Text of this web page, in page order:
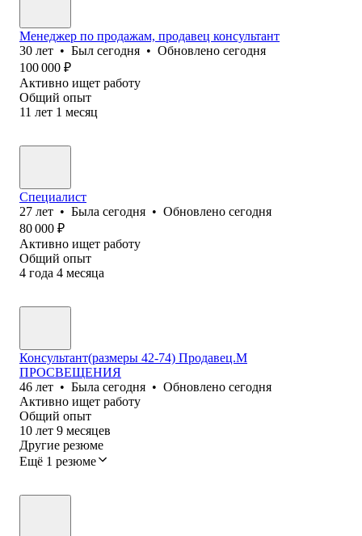
Менеджер по продажам, продавец консультант
30 лет • Был сегодня • Обновлено сегодня
100 000 ₽
Активно ищет работу
Общий опыт
11 лет 1 месяц
Специалист
27 лет • Была сегодня • Обновлено сегодня
80 000 ₽
Активно ищет работу
Общий опыт
4 года 4 месяца
Консультант(размеры 42-74) Продавец.М
ПРОСВЕЩЕНИЯ
46 лет • Была сегодня • Обновлено сегодня
Активно ищет работу
Общий опыт
10 лет 9 месяцев
Другие резюме
Ещё 1 резюме